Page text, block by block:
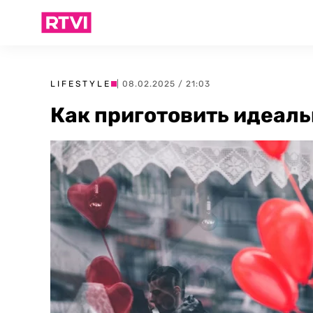
LIFESTYLE | 08.02.2025 / 21:03
Как приготовить